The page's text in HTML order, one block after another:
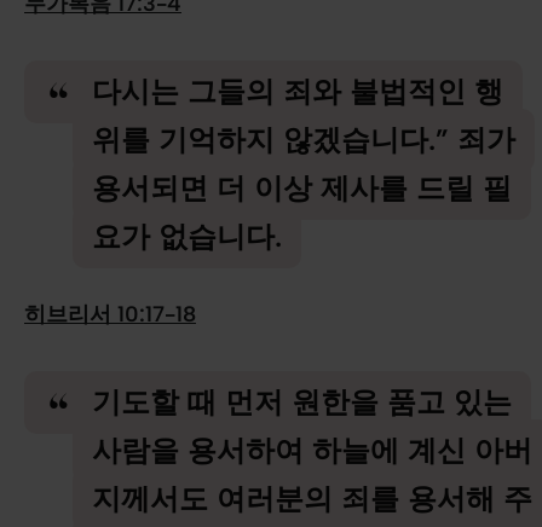
다시는 그들의 죄와 불법적인 행
위를 기억하지 않겠습니다.” 죄가
용서되면 더 이상 제사를 드릴 필
요가 없습니다.
히브리서 10:17-18
기도할 때 먼저 원한을 품고 있는
사람을 용서하여 하늘에 계신 아버
지께서도 여러분의 죄를 용서해 주